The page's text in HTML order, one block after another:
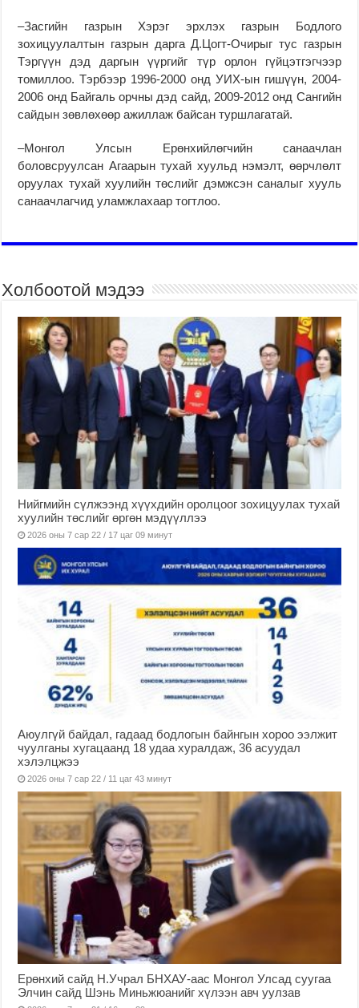
–Засгийн газрын Хэрэг эрхлэх газрын Бодлого
зохицуулалтын газрын дарга Д.Цогт-Очирыг тус газрын
Тэргүүн дэд даргын үүргийг түр орлон гүйцэтгэгчээр
томиллоо. Тэрбээр 1996-2000 онд УИХ-ын гишүүн, 2004-
2006 онд Байгаль орчны дэд сайд, 2009-2012 онд Сангийн
сайдын зөвлөхөөр ажиллаж байсан туршлагатай.
–Монгол Улсын Ерөнхийлөгчийн санаачлан
боловсруулсан Агаарын тухай хуульд нэмэлт, өөрчлөлт
оруулах тухай хуулийн төслийг дэмжсэн саналыг хууль
санаачлагчид уламжлахаар тогтлоо.
Холбоотой мэдээ
Нийгмийн сүлжээнд хүүхдийн оролцоог зохицуулах тухай
хуулийн төслийг өргөн мэдүүллээ
2026 оны 7 сар 22 / 17 цаг 09 минут
Аюулгүй байдал, гадаад бодлогын байнгын хороо ээлжит
чуулганы хугацаанд 18 удаа хуралдаж, 36 асуудал
хэлэлцжээ
2026 оны 7 сар 22 / 11 цаг 43 минут
Ерөнхий сайд Н.Учрал БНХАУ-аас Монгол Улсад суугаа
Элчин сайд Шэнь Миньжюанийг хүлээн авч уулзав